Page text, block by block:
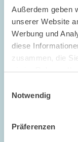
Außerdem geben
unserer Website
Werbung und
diese
zusammen, die
sie im Rahmen
Notwendig
Präferenzen
FORSCHUNG //
Minus bei
In der Branche der
Zahl der